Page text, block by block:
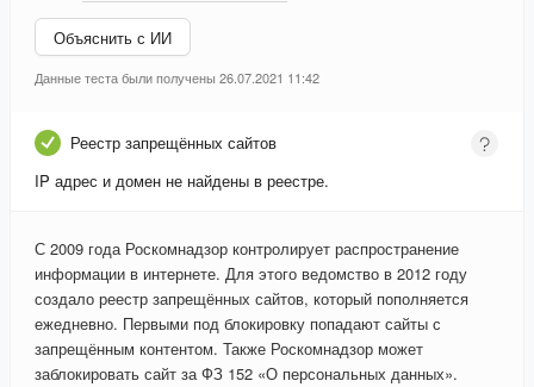
Объяснить с ИИ
Данные теста были получены 26.07.2021 11:42
Реестр запрещённых сайтов
IP адрес и домен не найдены в реестре.
С 2009 года Роскомнадзор контролирует распространение
информации в интернете. Для этого ведомство в 2012 году
создало реестр запрещённых сайтов, который пополняется
ежедневно. Первыми под блокировку попадают сайты с
запрещённым контентом. Также Роскомнадзор может
заблокировать сайт за ФЗ 152 «О персональных данных».